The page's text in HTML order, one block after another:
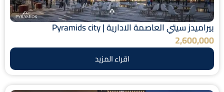
بيراميدز سيتي العاصمة الادارية | Pyramids city
2,600,000
اقراء المزيد